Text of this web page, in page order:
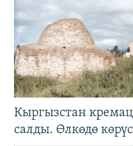
Кыргызстан
салды. Өлкөдө